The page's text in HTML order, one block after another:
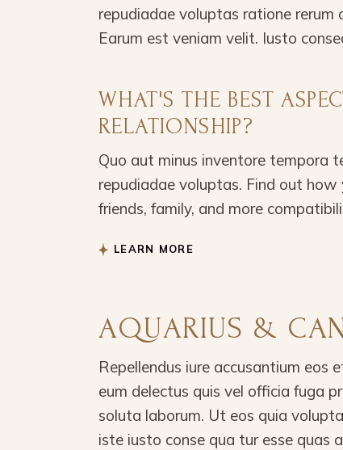
repudiadae voluptas ratione
Earum est veniam velit. Iusto
WHAT'S THE BEST
RELATIONSHIP?
Quo aut minus inventore tempora
repudiadae voluptas. Find out
friends, family, and more
LEARN MORE
AQUARIUS &
Repellendus iure accusantium
eum delectus quis vel officia fuga
soluta laborum. Ut eos quia
iste iusto conse qua tur esse quas